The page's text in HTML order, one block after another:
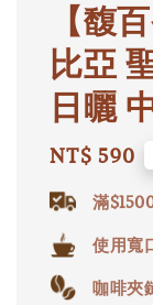
【馥
比亞
日曬
Regular
price
NT$ 590
滿
使用寬
咖啡夾